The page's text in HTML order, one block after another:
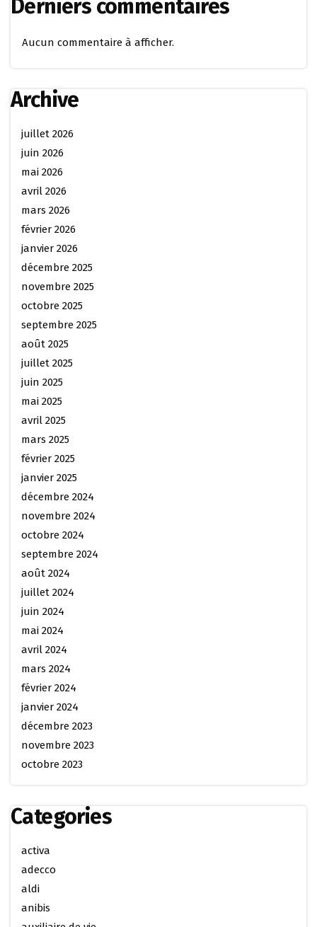
Derniers commentaires
Aucun commentaire à afficher.
Archive
juillet 2026
juin 2026
mai 2026
avril 2026
mars 2026
février 2026
janvier 2026
décembre 2025
novembre 2025
octobre 2025
septembre 2025
août 2025
juillet 2025
juin 2025
mai 2025
avril 2025
mars 2025
février 2025
janvier 2025
décembre 2024
novembre 2024
octobre 2024
septembre 2024
août 2024
juillet 2024
juin 2024
mai 2024
avril 2024
mars 2024
février 2024
janvier 2024
décembre 2023
novembre 2023
octobre 2023
Categories
activa
adecco
aldi
anibis